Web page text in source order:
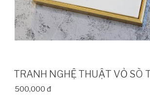
TRANH NGHỆ THUẬT VỎ SÒ
500,000 đ